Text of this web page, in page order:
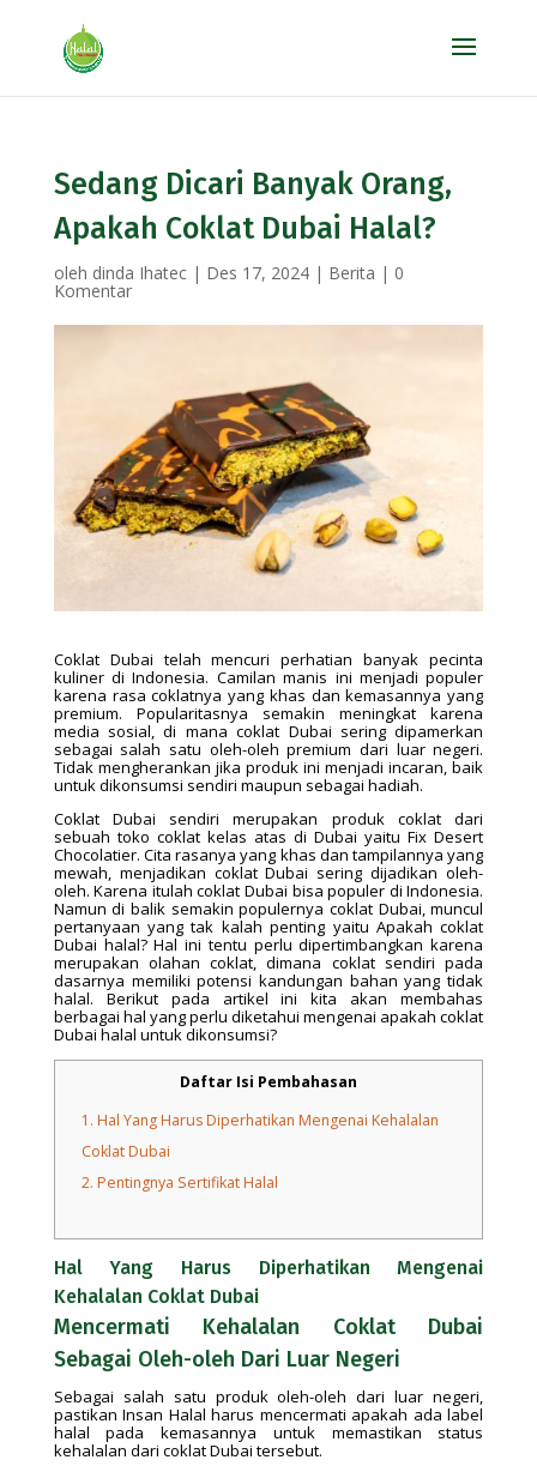
Sedang Dicari Banyak Orang,
Apakah Coklat Dubai Halal?
oleh dinda Ihatec| Des 17, 2024| Berita | 0
Komentar
Coklat Dubai telah mencuri perhatian banyak pecinta
kuliner di Indonesia. Camilan manis ini menjadi populer
karena rasa coklatnya yang khas dan kemasannya yang
premium. Popularitasnya semakin meningkat karena
media sosial, di mana coklat Dubai sering dipamerkan
sebagai salah satu oleh-oleh premium dari luar negeri.
Tidak mengherankan jika produk ini menjadi incaran, baik
untuk dikonsumsi sendiri maupun sebagai hadiah.
Coklat Dubai sendiri merupakan produk coklat dari
sebuah toko coklat kelas atas di Dubai yaitu Fix Desert
Chocolatier. Cita rasanya yang khas dan tampilannya yang
mewah, menjadikan coklat Dubai sering dijadikan oleh-
oleh. Karena itulah coklat Dubai bisa populer di Indonesia.
Namun di balik semakin populernya coklat Dubai, muncul
pertanyaan yang tak kalah penting yaitu Apakah coklat
Dubai halal? Hal ini tentu perlu dipertimbangkan karena
merupakan olahan coklat, dimana coklat sendiri pada
dasarnya memiliki potensi kandungan bahan yang tidak
halal. Berikut pada artikel ini kita akan membahas
berbagai hal yang perlu diketahui mengenai apakah coklat
Dubai halal untuk dikonsumsi?
Daftar Isi Pembahasan
1. Hal Yang Harus Diperhatikan Mengenai Kehalalan
Coklat Dubai
2. Pentingnya Sertifikat Halal
Hal Yang Harus Diperhatikan Mengenai
Kehalalan Coklat Dubai
Mencermati Kehalalan Coklat Dubai
Sebagai Oleh-oleh Dari Luar Negeri
Sebagai salah satu produk oleh-oleh dari luar negeri,
pastikan Insan Halal harus mencermati apakah ada label
halal pada kemasannya untuk memastikan status
kehalalan dari coklat Dubai tersebut.